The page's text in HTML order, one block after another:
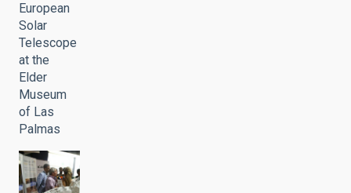
European
Solar
Telescope
at the
Elder
Museum
of Las
Palmas